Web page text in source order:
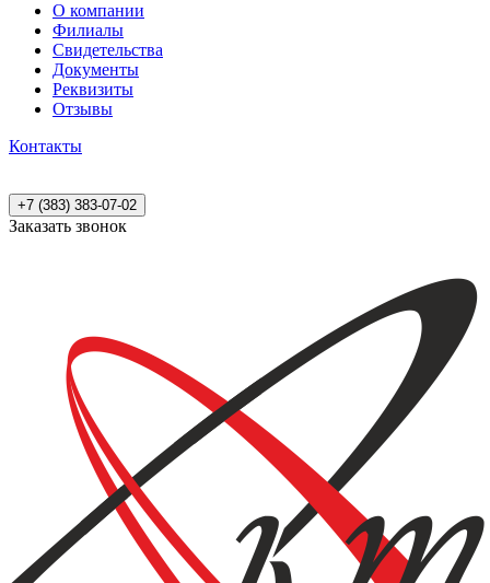
О компании
Филиалы
Свидетельства
Документы
Реквизиты
Отзывы
Контакты
+7 (383) 383-07-02
Заказать звонок